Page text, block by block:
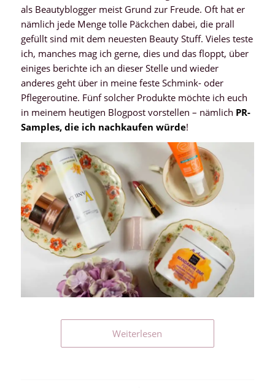
als Beautyblogger meist Grund zur Freude. Oft hat er
nämlich jede Menge tolle Päckchen dabei, die prall
gefüllt sind mit dem neuesten Beauty Stuff. Vieles teste
ich, manches mag ich gerne, dies und das floppt, über
einiges berichte ich an dieser Stelle und wieder
anderes geht über in meine feste Schmink- oder
Pflegeroutine. Fünf solcher Produkte möchte ich euch
in meinem heutigen Blogpost vorstellen – nämlich PR-
Samples, die ich nachkaufen würde!
Weiterlesen